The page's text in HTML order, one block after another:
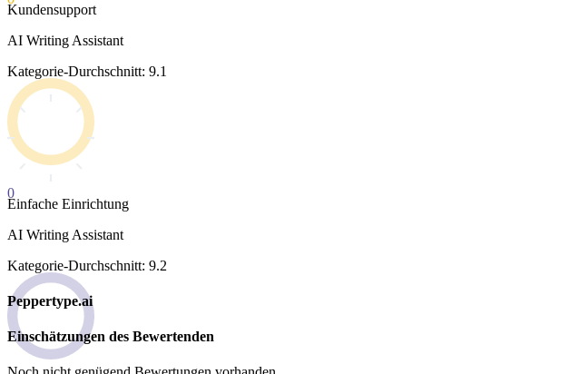
Kundensupport
AI Writing Assistant
Kategorie-Durchschnitt: 9.1
0
Einfache Einrichtung
AI Writing Assistant
Kategorie-Durchschnitt: 9.2
Peppertype.ai
Einschätzungen des Bewertenden